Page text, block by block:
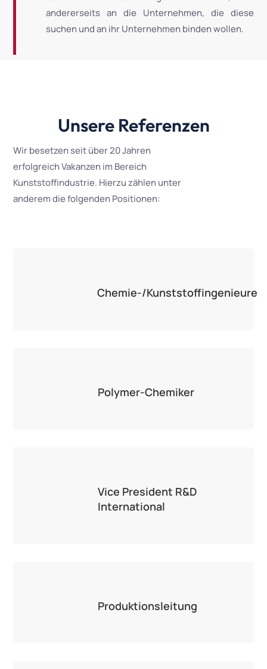
andererseits an die Unternehmen, die diese
suchen und an ihr Unternehmen binden wollen.
Unsere Referenzen
Wir besetzen seit über 20 Jahren
erfolgreich Vakanzen im Bereich
Kunststoffindustrie. Hierzu zählen unter
anderem die folgenden Positionen:
Chemie-/Kunststoffingenieure
Polymer-Chemiker
Vice President R&D
International
Produktionsleitung